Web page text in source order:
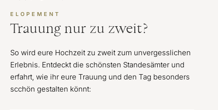
ELOPEMENT
Trauung nur zu zweit?
So wird eure Hochzeit zu zweit zum unvergesslichen
Erlebnis. Entdeckt die schönsten Standesämter und
erfahrt, wie ihr eure Trauung und den Tag besonders
scchön gestalten könnt: